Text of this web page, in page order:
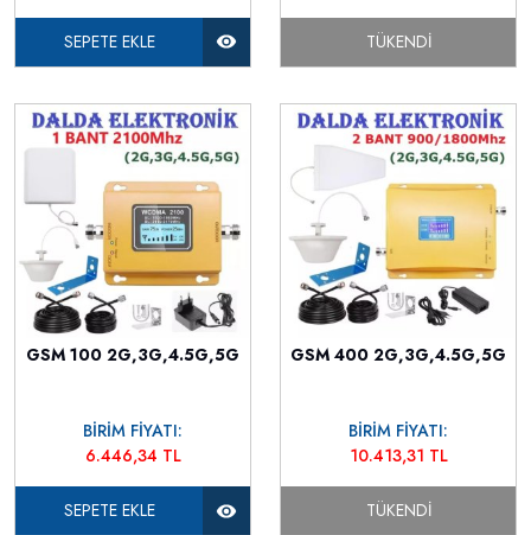
SEPETE EKLE TÜKENDI
GSM 100 2G,3G,4.5G,5G
BİRİM FİYATI:
6.446,34 TL
SEPETE EKLE
GSM 400 2G,3G,4.5G,5G
BİRİM FİYATI:
10.413,31 TL
TÜKENDI